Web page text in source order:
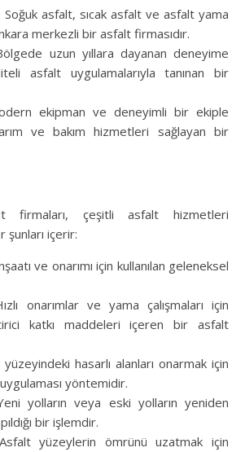
Soğuk asfalt, sıcak asfalt ve asfalt yama
merkezli bir asfalt firmasıdır.
uzun yıllara dayanan deneyime
asfalt uygulamalarıyla tanınan bir
ekipman ve deneyimli bir ekiple
ve bakım hizmetleri sağlayan bir
firmaları, çeşitli asfalt hizmetleri
şunları içerir:
ve onarımı için kullanılan geleneksel
onarımlar ve yama çalışmaları için
katkı maddeleri içeren bir asfalt
hasarlı alanları onarmak için
yöntemidir.
yolların veya eski yolların yeniden
bir işlemdir.
yüzeylerin ömrünü uzatmak için